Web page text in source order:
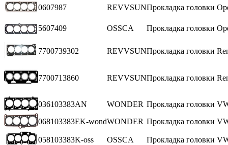
0607987 REVVSUNПрокладка головки
5607409 OSSCA Прокладка головки
7700739302 REVVSUNПрокладка головки
7700713860 REVVSUNПрокладка головки
036103383AN WONDER Прокладка головки
068103383EK-wondWONDER Прокладка головки
058103383K-oss OSSCA Прокладка головки